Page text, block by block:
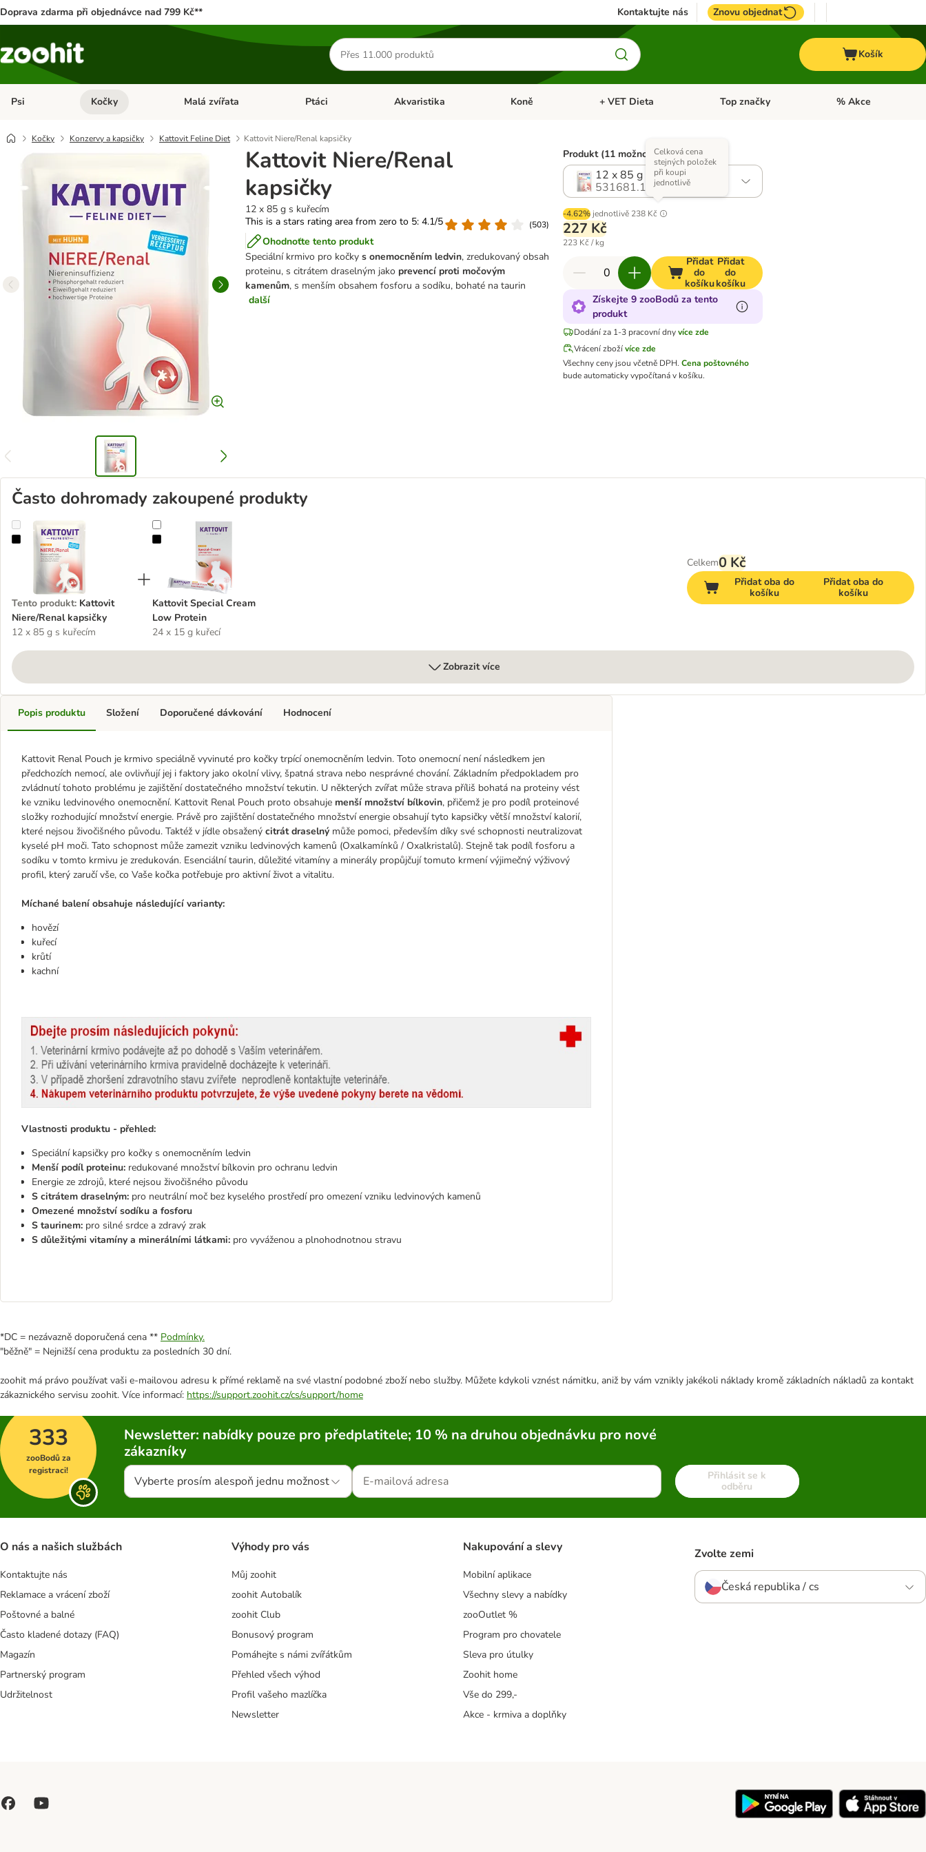
Doprava zdarma při objednávce nad 799 Kč** Kontaktujte nás Znovu objednat
Hledat
produkty
Košík
Psi Otevřít menu: Psi
Kočky Otevřít menu: Kočky
Malá zvířata Otevřít menu: Malá zvířata
Ptáci Otevřít menu: Ptáci
Akvaristika Otevřít menu: Akvaristika
Koně Otevřít menu: Koně
+ VET Dieta Otevřít menu: + VET Dieta
Top značky Otevřít menu: Top
% Akce
Kočky Konzervy a kapsičky Kattovit Feline Diet Kattovit Niere/Renal kapsičky
Kattovit Niere/Renal
kapsičky
12 x 85 g s kuřecím
This is a stars rating area from zero to 5: 4.1/5
(503)
Ohodnoťte tento produkt
Speciální krmivo pro kočky s onemocněním ledvin, zredukovaný obsah
proteinu, s citrátem draselným jako prevencí proti močovým
kamenům, s menším obsahem fosforu a sodíku, bohaté na taurin
další
Produkt (11 možností)
12 x 85 g s kuřecím
531681.10
-4.62% jednotlivě 238 Kč
Celková cena
stejných položek
při koupi
jednotlivě
227 Kč
223 Kč / kg
Přidat
do
košíku
Přidat
do
košíku
Získejte 9 zooBodů za tento
produkt
Dodání za 1-3 pracovní dny více zde
Vrácení zbožívíce zde
Všechny ceny jsou včetně DPH. Cena poštovného
bude automaticky vypočítaná v košíku.
Často dohromady zakoupené produkty
Kattovit Niere/Renal kapsičky
Tento produkt: Kattovit
Niere/Renal kapsičky
12 x 85 g s kuřecím
Kattovit Special Cream Low Protein
Kattovit Special Cream
Low Protein
24 x 15 g kuřecí
Celkem0 Kč
Přidat oba do
košíku
Přidat oba do
košíku
Zobrazit více
Popis produktu
Kattovit Renal Pouch je krmivo speciálně vyvinuté pro kočky trpící onemocněním ledvin. Toto onemocní není následkem jen
předchozích nemocí, ale ovlivňují jej i faktory jako okolní vlivy, špatná strava nebo nesprávné chování. Základním předpokladem pro
zvládnutí tohoto problému je zajištění dostatečného množství tekutin. U některých zvířat může strava příliš bohatá na proteiny vést
ke vzniku ledvinového onemocnění. Kattovit Renal Pouch proto obsahuje menší množství bílkovin, přičemž je pro podíl proteinové
složky rozhodující množství energie. Právě pro zajištění dostatečného množství energie obsahují tyto kapsičky větší množství kalorií,
které nejsou živočišného původu. Taktéž v jídle obsažený citrát draselný může pomoci, především díky své schopnosti neutralizovat
kyselé pH moči. Tato schopnost může zamezit vzniku ledvinových kamenů (Oxalkamínků / Oxalkristalů). Stejně tak podíl fosforu a
sodíku v tomto krmivu je zredukován. Esenciální taurin, důležité vitamíny a minerály propůjčují tomuto krmení výjimečný výživový
profil, který zaručí vše, co Vaše kočka potřebuje pro aktivní život a vitalitu.
Míchané balení obsahuje následující varianty:
hovězí
kuřecí
krůtí
kachní
Vlastnosti produktu - přehled:
Speciální kapsičky pro kočky s onemocněním ledvin
Menší podíl proteinu: redukované množství bílkovin pro ochranu ledvin
Energie ze zdrojů, které nejsou živočišného původu
S citrátem draselným: pro neutrální moč bez kyselého prostředí pro omezení vzniku ledvinových kamenů
Omezené množství sodíku a fosforu
S taurinem: pro silné srdce a zdravý zrak
S důležitými vitamíny a minerálními látkami: pro vyváženou a plnohodnotnou stravu
Složení Doporučené dávkování Hodnocení
*DC = nezávazně doporučená cena ** Podmínky.
"běžně" = Nejnižší cena produktu za posledních 30 dní.
zoohit má právo používat vaši e-mailovou adresu k přímé reklamě na své vlastní podobné zboží nebo služby. Můžete kdykoli vznést námitku, aniž by vám vznikly jakékoli náklady kromě základních nákladů za kontakt
zákaznického servisu zoohit. Více informací: https://support.zoohit.cz/cs/support/home
333
zooBodů za
registraci!
Newsletter: nabídky pouze pro předplatitele; 10 % na druhou objednávku pro nové
zákazníky
Vyberte prosím alespoň jednu možnost
Přihlásit se k
odběru
O nás a našich službách
Kontaktujte nás
Reklamace a vrácení zboží
Poštovné a balné
Často kladené dotazy (FAQ)
Magazín
Partnerský program
Udržitelnost
Výhody pro vás
Můj zoohit
zoohit Autobalík
zoohit Club
Bonusový program
Pomáhejte s námi zvířátkům
Přehled všech výhod
Profil vašeho mazlíčka
Newsletter
Nakupování a slevy
Mobilní aplikace
Všechny slevy a nabídky
zooOutlet %
Program pro chovatele
Sleva pro útulky
Zoohit home
Vše do 299,-
Akce - krmiva a doplňky
Zvolte zemi
Česká republika / cs